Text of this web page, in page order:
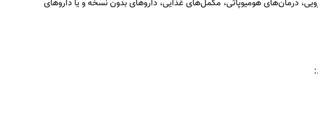
درمان‌های هومیوپاتی، مکمل‌های غذایی، دارو‌های بدون نسخه و یا دارو‌های